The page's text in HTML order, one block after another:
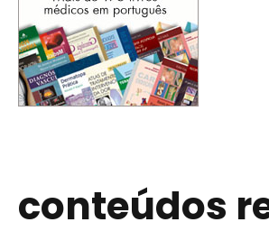
conteúdos